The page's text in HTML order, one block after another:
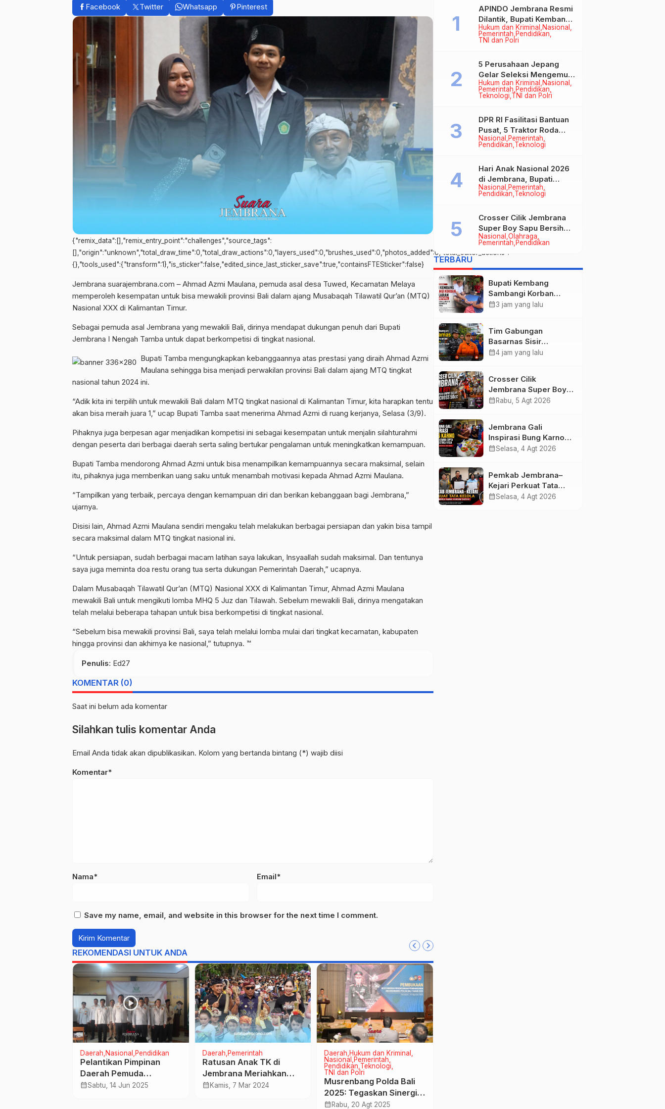
Facebook
Twitter Whatsapp Pinterest
{"remix_data":[],"remix_entry_point":"challenges","source_tags":
[],"origin":"unknown","total_draw_time":0,"total_draw_actions":0,"layers_used":0,"brushes_used":0,"photos_added":0,"total_editor_actions":
{},"tools_used":{"transform":1},"is_sticker":false,"edited_since_last_sticker_save":true,"containsFTESticker":false}
Jembrana suarajembrana.com – Ahmad Azmi Maulana, pemuda asal desa Tuwed, Kecamatan Melaya
memperoleh kesempatan untuk bisa mewakili provinsi Bali dalam ajang Musabaqah Tilawatil Qur’an (MTQ)
Nasional XXX di Kalimantan Timur.
Sebagai pemuda asal Jembrana yang mewakili Bali, dirinya mendapat dukungan penuh dari Bupati
Jembrana I Nengah Tamba untuk dapat berkompetisi di tingkat nasional.
Bupati Tamba mengungkapkan kebanggaannya atas prestasi yang diraih Ahmad Azmi
Maulana sehingga bisa menjadi perwakilan provinsi Bali dalam ajang MTQ tingkat
nasional tahun 2024 ini.
“Adik kita ini terpilih untuk mewakili Bali dalam MTQ tingkat nasional di Kalimantan Timur, kita harapkan tentu
akan bisa meraih juara 1,” ucap Bupati Tamba saat menerima Ahmad Azmi di ruang kerjanya, Selasa (3/9).
Pihaknya juga berpesan agar menjadikan kompetisi ini sebagai kesempatan untuk menjalin silahturahmi
dengan peserta dari berbagai daerah serta saling bertukar pengalaman untuk meningkatkan kemampuan.
Bupati Tamba mendorong Ahmad Azmi untuk bisa menampilkan kemampuannya secara maksimal, selain
itu, pihaknya juga memberikan uang saku untuk menambah motivasi kepada Ahmad Azmi Maulana.
“Tampilkan yang terbaik, percaya dengan kemampuan diri dan berikan kebanggaan bagi Jembrana,”
ujarnya.
Disisi lain, Ahmad Azmi Maulana sendiri mengaku telah melakukan berbagai persiapan dan yakin bisa tampil
secara maksimal dalam MTQ tingkat nasional ini.
“Untuk persiapan, sudah berbagai macam latihan saya lakukan, Insyaallah sudah maksimal. Dan tentunya
saya juga meminta doa restu orang tua serta dukungan Pemerintah Daerah,” ucapnya.
Dalam Musabaqah Tilawatil Qur’an (MTQ) Nasional XXX di Kalimantan Timur, Ahmad Azmi Maulana
mewakili Bali untuk mengikuti lomba MHQ 5 Juz dan Tilawah. Sebelum mewakili Bali, dirinya mengatakan
telah melalui beberapa tahapan untuk bisa berkompetisi di tingkat nasional.
“Sebelum bisa mewakili provinsi Bali, saya telah melalui lomba mulai dari tingkat kecamatan, kabupaten
hingga provinsi dan akhirnya ke nasional,” tutupnya. ™
Penulis: Ed27
KOMENTAR (0)
Saat ini belum ada komentar
Silahkan tulis komentar Anda
Email Anda tidak akan dipublikasikan. Kolom yang bertanda bintang (*) wajib diisi
Komentar*
Nama* Email*
Save my name, email, and website in this browser for the next time I comment.
REKOMENDASI UNTUK ANDA
Daerah Nasional Pendidikan
Pelantikan Pimpinan
Daerah Pemuda
Muhammadiyah
calendar_monthSabtu, 14 Jun 2025
Daerah Pemerintah
Ratusan Anak TK di
Jembrana Meriahkan
Pawai Ogoh-ogoh Mini
calendar_month Kamis, 7 Mar 2024
Daerah Hukum dan Kriminal
Nasional
Pemerintah
Pendidikan Teknologi
TNI dan Polri
Musrenbang Polda Bali
2025: Tegaskan Sinergi
Ketahanan Pangan dan
calendar_monthRabu, 20 Agt 2025
Hukum dan Kriminal
Nasional
Pemerintah Pendidikan
TNI dan Polri
APINDO Jembrana Resmi
Dilantik, Bupati Kembang
Minta Pengusaha Jadi
Motor Penggerak
Hukum dan Kriminal
Nasional
Pemerintah Pendidikan
Teknologi TNI dan Polri
5 Perusahaan Jepang
Gelar Seleksi Mengemudi
di Jembrana, Buka
Peluang Kerja bagi Calon
Nasional
Pemerintah
Pendidikan Teknologi
DPR RI Fasilitasi Bantuan
Pusat, 5 Traktor Roda
Empat Resmi Perkuat
Mekanisasi Pertanian
Nasional
Pemerintah
Pendidikan Teknologi
Hari Anak Nasional 2026
di Jembrana, Bupati
Kembang Tegaskan
Pentingnya Karakter dan
Nasional Olahraga
Pemerintah Pendidikan
Crosser Cilik Jembrana
Super Boy Sapu Bersih
Empat Gelar Motocross
TERBARU
Bupati Kembang
Sambangi Korban
Kebakaran di
Ringankan Beban
Warga
calendar_month3 jam yang lalu
Tim Gabungan
Basarnas Sisir
Pencarian Nelayan
calendar_month4 jam yang lalu
Crosser Cilik
Jembrana Super Boy
Sapu Bersih Empat
calendar_month Rabu, 5 Agt 2026
Jembrana Gali
Inspirasi Bung Karno
melalui Lomba Cipta
calendar_monthSelasa, 4 Agt 2026
Pemkab Jembrana–
Kejari Perkuat Tata
Kelola Lewat Kerja
calendar_monthSelasa, 4 Agt 2026